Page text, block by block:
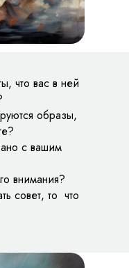
что вас в ней
образы,
с вашим
внимания?
совет, то что